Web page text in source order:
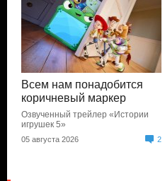
Всем нам понадобится
коричневый маркер
Озвученный трейлер «Истории
игрушек 5»
05 августа 2026 2